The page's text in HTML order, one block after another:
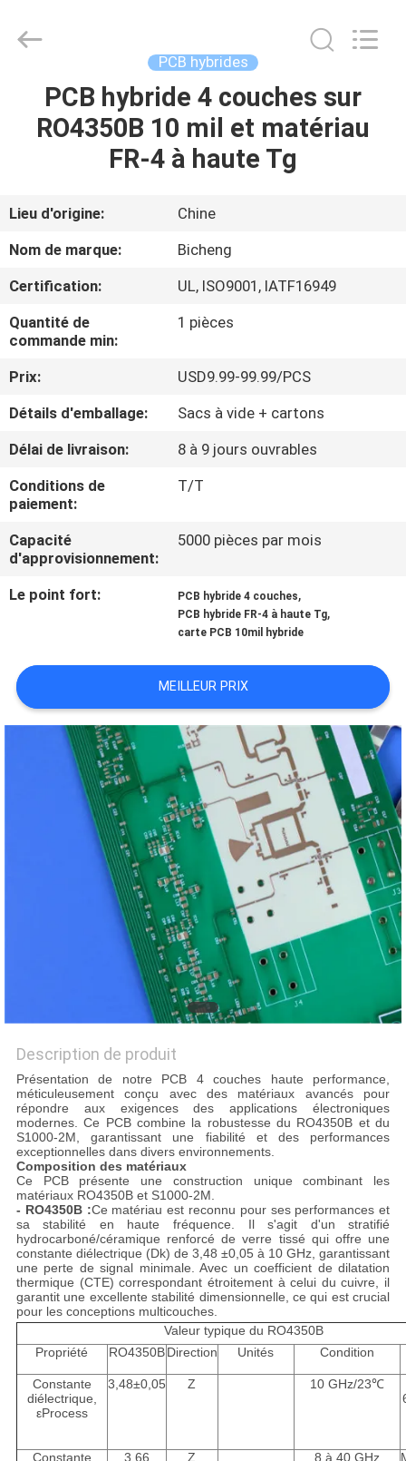
PRODUITS
VIDÉOS
À
PROPOS
NOUS
VISITE
DE
L'USINE
CONTRÔLE
LA
QUALITÉ
NOUS
CONTACTER
NOUVELLES
SITE
POLITIQUE
DE
CONFIDENTIALITÉ
Electronics
Technology
PCB hybrides
PCB hybride 4 couches sur
RO4350B 10 mil et matériau
FR-4 à haute Tg
Lieu d'origine:
Chine
Nom de marque:
Bicheng
Certification:
UL, ISO9001, IATF16949
Quantité de
commande min:
1 pièces
Prix:
USD9.99-99.99/PCS
Détails d'emballage:
Sacs à vide + cartons
Délai de livraison:
8 à 9 jours ouvrables
Conditions de
paiement:
T/T
Capacité
d'approvisionnement:
5000 pièces par mois
Le point fort: PCB hybride 4 couches,
PCB hybride FR-4 à haute Tg,
carte PCB 10mil hybride
MEILLEUR PRIX
Description de produit
Présentation de notre PCB 4 couches haute performance,
méticuleusement conçu avec des matériaux avancés pour
répondre aux exigences des applications électroniques
modernes. Ce PCB combine la robustesse du RO4350B et du
S1000-2M, garantissant une fiabilité et des performances
exceptionnelles dans divers environnements.
Composition des matériaux
Ce PCB présente une construction unique combinant les
matériaux RO4350B et S1000-2M.
- RO4350B :Ce matériau est reconnu pour ses performances et
sa stabilité en haute fréquence. Il s'agit d'un stratifié
hydrocarboné/céramique renforcé de verre tissé qui offre une
constante diélectrique (Dk) de 3,48 ±0,05 à 10 GHz, garantissant
une perte de signal minimale. Avec un coefficient de dilatation
thermique (CTE) correspondant étroitement à celui du cuivre, il
garantit une excellente stabilité dimensionnelle, ce qui est crucial
pour les conceptions multicouches.
Valeur typique du RO4350B
Propriété
RO4350BDirection Unités Condition
Constante
diélectrique,
εProcess
3,48±0,05 Z
10 GHz/23℃
Constante
3,66 Z 8 à 40 GHz